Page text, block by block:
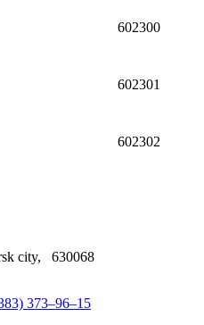
602300
602301
602302
city, 630068
373–96–15